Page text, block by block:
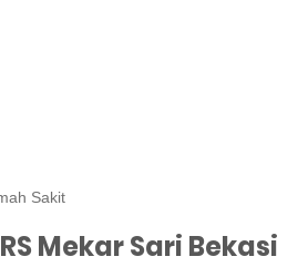
Sakit
Mekar Sari Bekasi